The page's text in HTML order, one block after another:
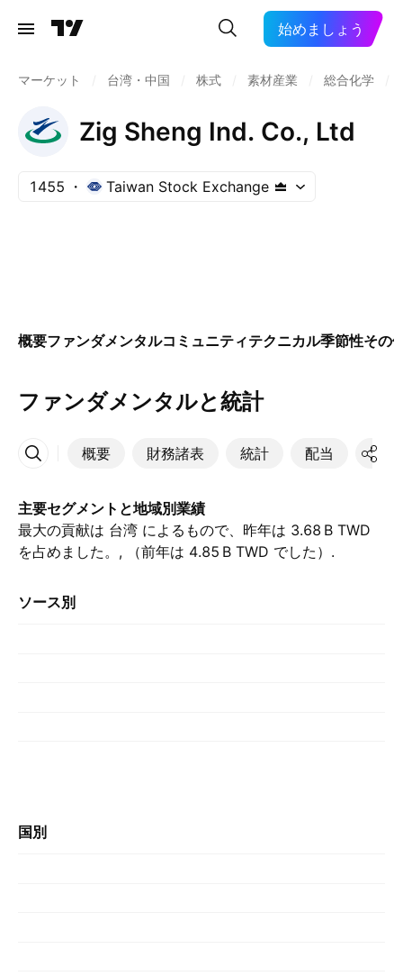
始めましょう
マーケット 台湾・中国 株式 素材産業 総合化学
Zig Sheng Ind. Co., Ltd
1455 Taiwan Stock Exchange
概要ファンダメンタルコミュニティテクニカル季節性その
ファンダメンタルと統計
概要 財務諸表 統計 配当 決算
その他
主要セグメントと地域別業績
最大の貢献は 台湾 によるもので、昨年は ‪3.68 B‬ TWD
を占めました。, （前年は ‪4.85 B‬ TWD でした）.
ソース別
国別